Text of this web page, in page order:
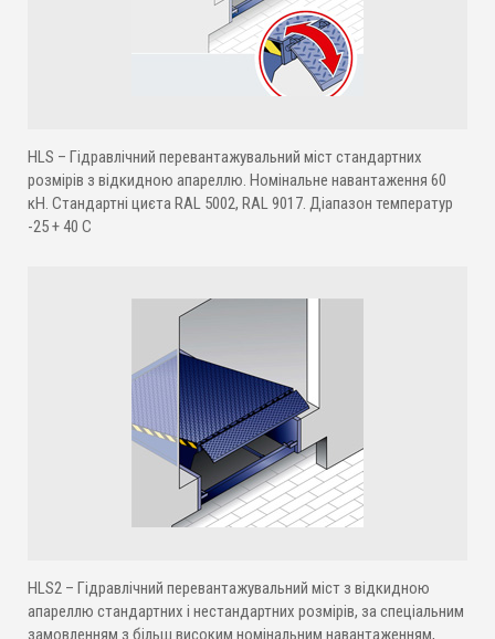
HLS – Гідравлічний перевантажувальний міст стандартних
розмірів з відкидною апареллю. Номінальне навантаження 60
кН. Стандартні циєта RAL 5002, RAL 9017. Діапазон температур
-25 + 40 С
HLS2 – Гідравлічний перевантажувальний міст з відкидною
апареллю стандартних і нестандартних розмірів, за спеціальним
замовленням з більш високим номінальним навантаженням,